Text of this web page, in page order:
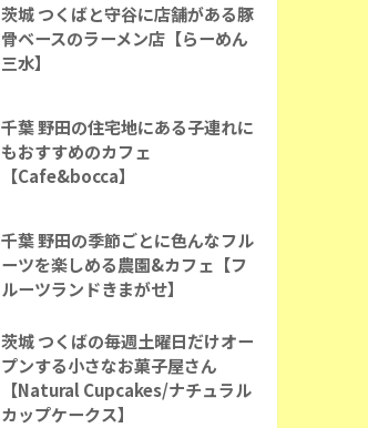
茨城 つくばと守谷に店舗がある豚
骨ベースのラーメン店【らーめん
三水】
千葉 野田の住宅地にある子連れに
もおすすめのカフェ
【Cafe&bocca】
千葉 野田の季節ごとに色んなフル
ーツを楽しめる農園&カフェ【フ
ルーツランドきまがせ】
茨城 つくばの毎週土曜日だけオー
プンする小さなお菓子屋さん
【Natural Cupcakes/ナチュラル
カップケークス】